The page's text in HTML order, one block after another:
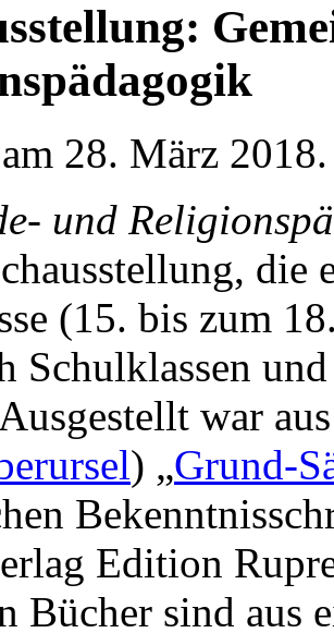
28. März 2018.
und
die
(15. bis zum
Schulklassen
war
) „Grund-
Edition
Bücher sind